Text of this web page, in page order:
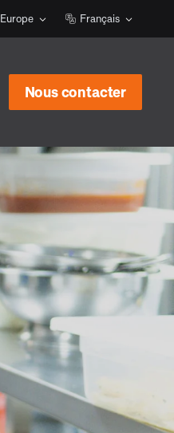
Europe Français
Nous contacter